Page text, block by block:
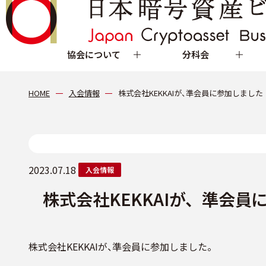
協会について 分科会
HOME 入会情報 株式会社KEKKAIが、準会員に参加しました
2023.07.18 入会情報
株式会社KEKKAIが、準会員
株式会社KEKKAIが、準会員に参加しました。